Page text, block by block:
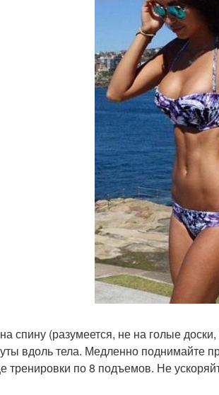
спину (разумеется, не на голые
вдоль тела. Медленно поднимайте
тренировки по 8 подъемов. Не